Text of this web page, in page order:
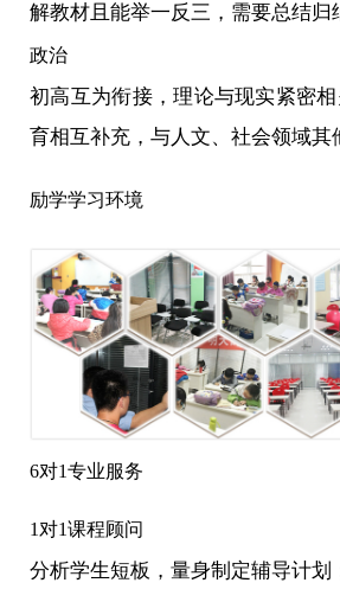
解教材且能举一反三，需要总结归
政治
初高互为衔接，理论与现实紧密
育相互补充，与人文、社会领域其
励学学习环境
6对1专业服务
1对1课程顾问
分析学生短板，量身制定辅导计划